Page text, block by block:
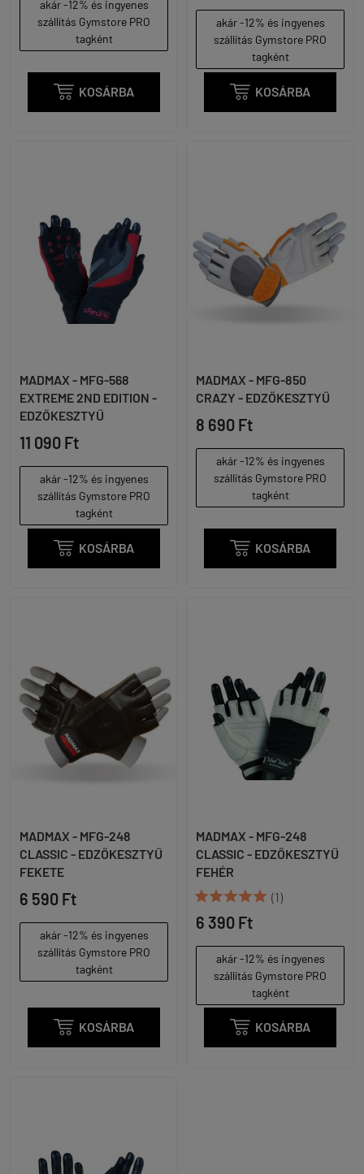
akár -12% és ingyenes
szállítás Gymstore PRO
tagként
 KOSÁRBA
akár -12% és ingyenes
szállítás Gymstore PRO
tagként
 KOSÁRBA
MADMAX - MFG-568
EXTREME 2ND EDITION -
EDZŐKESZTYŰ
11 090 Ft
akár -12% és ingyenes
szállítás Gymstore PRO
tagként
 KOSÁRBA
MADMAX - MFG-850
CRAZY - EDZŐKESZTYŰ
8 690 Ft
akár -12% és ingyenes
szállítás Gymstore PRO
tagként
 KOSÁRBA
MADMAX - MFG-248
CLASSIC - EDZŐKESZTYŰ
FEKETE
6 590 Ft
akár -12% és ingyenes
szállítás Gymstore PRO
tagként
 KOSÁRBA
MADMAX - MFG-248
CLASSIC - EDZŐKESZTYŰ
FEHÉR
 (1)
6 390 Ft
akár -12% és ingyenes
szállítás Gymstore PRO
tagként
 KOSÁRBA